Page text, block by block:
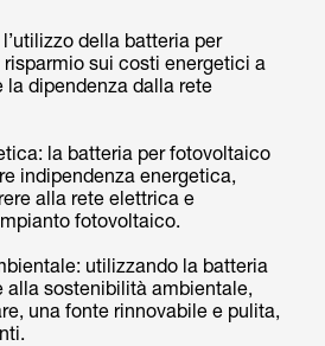
della batteria per
sui costi energetici a
dipendenza dalla rete
la batteria per fotovoltaico
indipendenza energetica,
alla rete elettrica e
fotovoltaico.
utilizzando la batteria
sostenibilità ambientale,
una fonte rinnovabile e pulita,